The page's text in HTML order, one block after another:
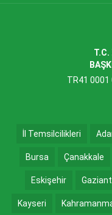
T.C.
TR41 0001
İl Temsilcilikleri
Bursa Çanakkale
Eskişehir
Kayseri